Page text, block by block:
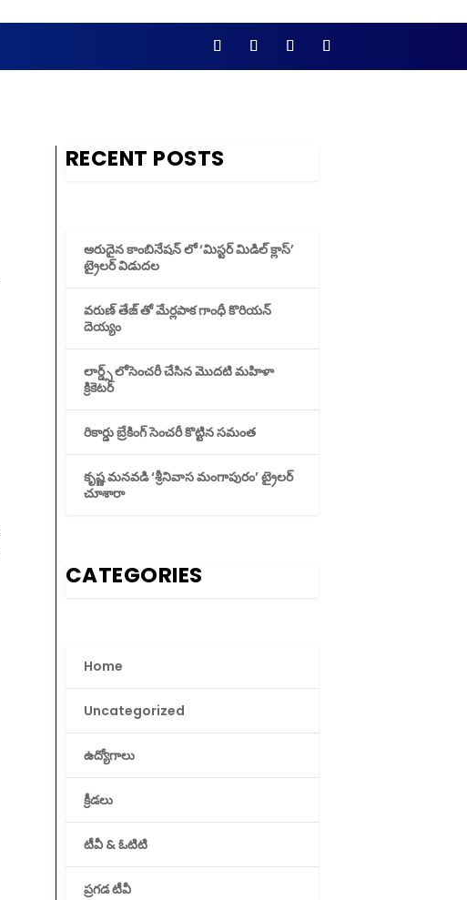
RECENT POSTS
అరుదైన కాంబినేషన్ లో ‘మిస్టర్ మిడిల్ క్లాస్’
ట్రైలర్ విడుదల
వరుణ్ తేజ్ తో మేర్లపాక గాంధీ కొరియన్
దెయ్యం
లార్డ్స్ లోసెంచరీ చేసిన మొదటి మహిళా
క్రికెటర్
రికార్డు బ్రేకింగ్ సెంచరీ కొట్టిన సమంత
కృష్ణ మనవడి ‘శ్రీనివాస మంగాపురం’ ట్రైలర్
చూశారా
CATEGORIES
Home
Uncategorized
ఉద్యోగాలు
క్రీడలు
టీవీ & ఓటిటి
ప్రగడ టీవీ